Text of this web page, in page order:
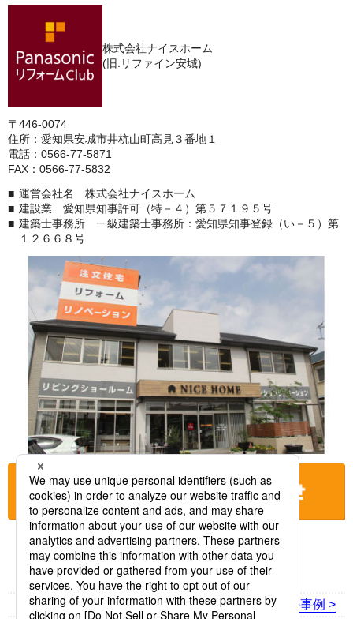
株式会社ナイスホーム
(旧:リファイン安城)
〒446-0074
住所：愛知県安城市井杭山町高見３番地１
電話：0566-77-5871
FAX：0566-77-5832
運営会社名 株式会社ナイスホーム
建設業 愛知県知事許可（特－４）第５７１９５号
建築士事務所 一級建築士事務所：愛知県知事登録（い－５）第
１２６６８号
お店に電話をする
< 前の事例 次の事例 >